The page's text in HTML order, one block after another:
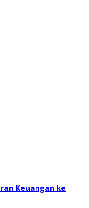
Keuangan ke